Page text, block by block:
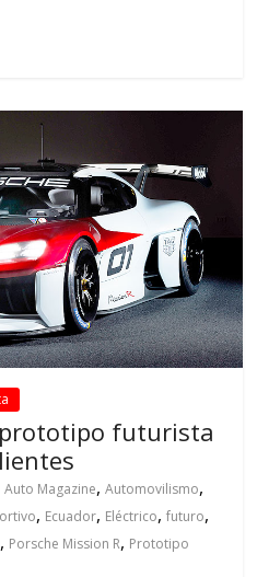
prototipo futurista
Auto Magazine,Automovilismo,
, Ecuador, Eléctrico,futuro,
, Porsche Mission R, Prototipo